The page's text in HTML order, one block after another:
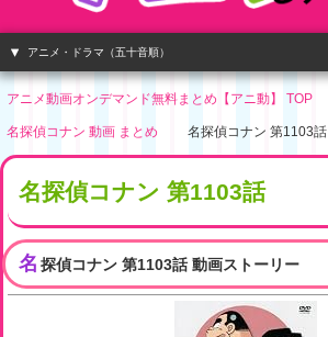
アニメ・ドラマ（五十音順）
アニメ動画オンデマンド無料まとめ【アニ動】 TOP
名探偵コナン 動画 まとめ 名探偵コナン 第1103話
名探偵コナン 第1103話
名 探偵コナン 第1103話 動画ストーリー